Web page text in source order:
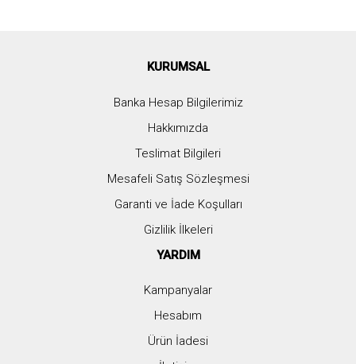
KURUMSAL
Banka Hesap Bilgilerimiz
Hakkımızda
Teslimat Bilgileri
Mesafeli Satış Sözleşmesi
Garanti ve İade Koşulları
Gizlilik İlkeleri
YARDIM
Kampanyalar
Hesabım
Ürün İadesi